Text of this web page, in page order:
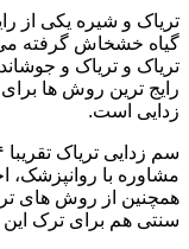
تریاک و شیره یکی از
گیاه خشخاش گرفته
تریاک و تریاک و
رایج ترین روش ها
زدایی است.
مشاوره با روانپزشک،
همچنین از روش های
سنتی هم برای ترک